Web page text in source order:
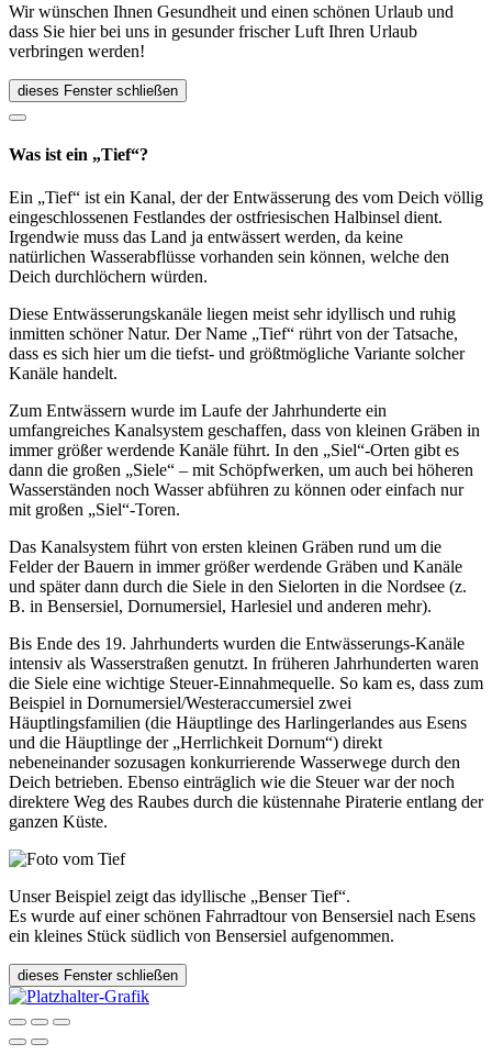
Wir wünschen Ihnen Gesundheit und einen schönen Urlaub und
dass Sie hier bei uns in gesunder frischer Luft Ihren Urlaub
verbringen werden!
dieses Fenster schließen
Was ist ein „Tief“?
Ein „Tief“ ist ein Kanal, der der Entwässerung des vom Deich völlig
eingeschlossenen Festlandes der ostfriesischen Halbinsel dient.
Irgendwie muss das Land ja entwässert werden, da keine
natürlichen Wasserabflüsse vorhanden sein können, welche den
Deich durchlöchern würden.
Diese Entwässerungskanäle liegen meist sehr idyllisch und ruhig
inmitten schöner Natur. Der Name „Tief“ rührt von der Tatsache,
dass es sich hier um die tiefst- und größtmögliche Variante solcher
Kanäle handelt.
Zum Entwässern wurde im Laufe der Jahrhunderte ein
umfangreiches Kanalsystem geschaffen, dass von kleinen Gräben in
immer größer werdende Kanäle führt. In den „Siel“-Orten gibt es
dann die großen „Siele“ – mit Schöpfwerken, um auch bei höheren
Wasserständen noch Wasser abführen zu können oder einfach nur
mit großen „Siel“-Toren.
Das Kanalsystem führt von ersten kleinen Gräben rund um die
Felder der Bauern in immer größer werdende Gräben und Kanäle
und später dann durch die Siele in den Sielorten in die Nordsee (z.
B. in Bensersiel, Dornumersiel, Harlesiel und anderen mehr).
Bis Ende des 19. Jahrhunderts wurden die Entwässerungs-Kanäle
intensiv als Wasserstraßen genutzt. In früheren Jahrhunderten waren
die Siele eine wichtige Steuer-Einnahmequelle. So kam es, dass zum
Beispiel in Dornumersiel/Westeraccumersiel zwei
Häuptlingsfamilien (die Häuptlinge des Harlingerlandes aus Esens
und die Häuptlinge der „Herrlichkeit Dornum“) direkt
nebeneinander sozusagen konkurrierende Wasserwege durch den
Deich betrieben. Ebenso einträglich wie die Steuer war der noch
direktere Weg des Raubes durch die küstennahe Piraterie entlang der
ganzen Küste.
Unser Beispiel zeigt das idyllische „Benser Tief“.
Es wurde auf einer schönen Fahrradtour von Bensersiel nach Esens
ein kleines Stück südlich von Bensersiel aufgenommen.
dieses Fenster schließen